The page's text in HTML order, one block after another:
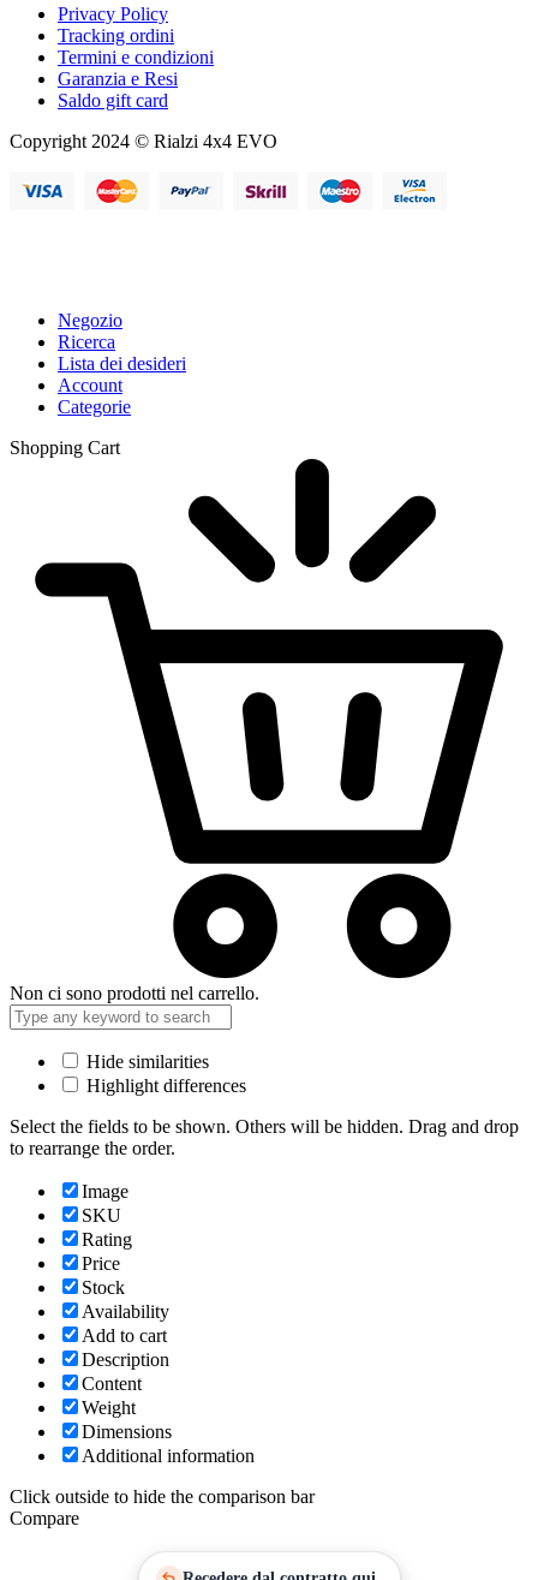
Privacy Policy
Tracking ordini
Termini e condizioni
Garanzia e Resi
Saldo gift card
Copyright 2024 © Rialzi 4x4 EVO
Negozio
Ricerca
Lista dei desideri
Account
Categorie
Shopping Cart
Non ci sono prodotti nel carrello.
Hide similarities
Highlight differences
Select the fields to be shown. Others will be hidden. Drag and drop
to rearrange the order.
Image
SKU
Rating
Price
Stock
Availability
Add to cart
Description
Content
Weight
Dimensions
Additional information
Click outside to hide the comparison bar
Compare